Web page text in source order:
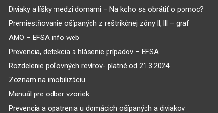
Diviaky a líšky medzi domami – Na koho sa obrátiť o pomoc?
Premiestňovanie ošípaných z reštrikčnej zóny ll, lll – graf
AMO – EFSA info web
Prevencia, detekcia a hlásenie prípadov – EFSA
Rozdelenie poľovných revírov- platné od 21.3.2024
Zoznam na imobilizáciu
Manuál pre odber vzoriek
Prevencia a opatrenia u domácich ošípaných a diviakov